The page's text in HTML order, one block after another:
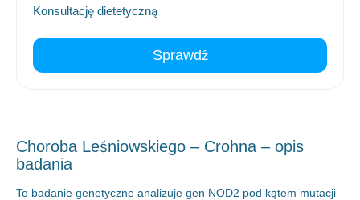
Konsultację dietetyczną
Sprawdź
Choroba Leśniowskiego – Crohna – opis
badania
To badanie genetyczne analizuje gen NOD2 pod kątem mutacji